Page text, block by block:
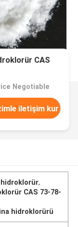
CAS
Negotiable
iletişim kur
hidroklorür,
CAS 73-78-
hidroklorürü